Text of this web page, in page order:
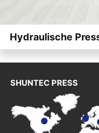
Hydraulische
SHUNTEC PRESS